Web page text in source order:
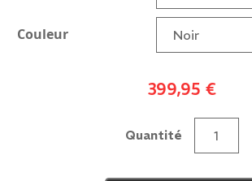
Couleur
399,95 €
Quantitéquantité